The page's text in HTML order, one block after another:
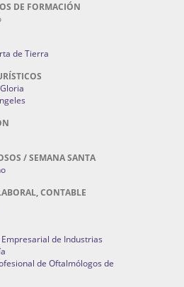
DE FORMACIÓN
de Tierra
/ SEMANA SANTA
CONTABLE
de Industrias
de Oftalmólogos de